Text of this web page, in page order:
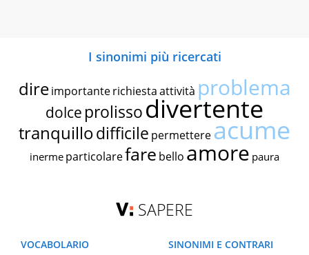
I sinonimi più ricercati
dire importante richiestaattività problema
dolce prolissodivertente
tranquillodifficile permettereacume
inerme particolarefare bello amore paura
SAPERE
VOCABOLARIO
SINONIMI E CONTRARI